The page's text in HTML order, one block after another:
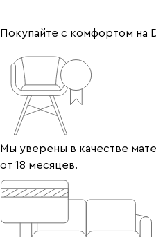
Покупайте с комфортом на
Мы уверены в качестве
от 18 месяцев.